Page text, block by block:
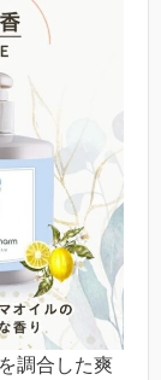
調合した爽